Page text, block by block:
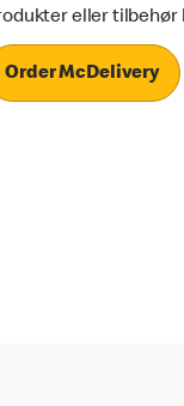
eller tilbehør
Order McDelivery